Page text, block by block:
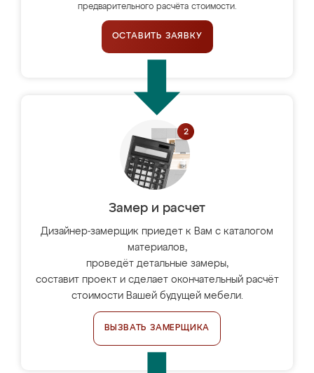
предварительного расчёта стоимости.
ОСТАВИТЬ ЗАЯВКУ
Замер и расчет
Дизайнер-замерщик приедет к Вам с каталогом
материалов,
проведёт детальные замеры,
составит проект и сделает окончательный расчёт
стоимости Вашей будущей мебели.
ВЫЗВАТЬ ЗАМЕРЩИКА